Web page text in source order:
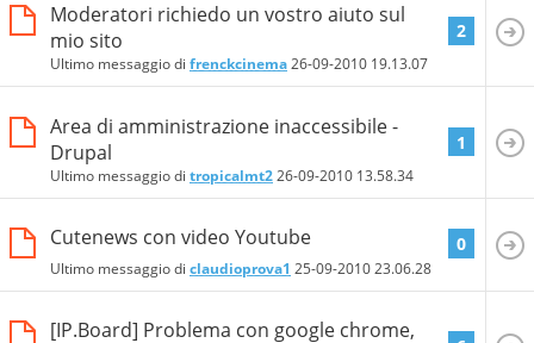
Moderatori richiedo un vostro aiuto sul
mio sito
Ultimo messaggio di frenckcinema26-09-2010 19.13.07
2
Area di amministrazione inaccessibile -
Drupal
Ultimo messaggio di tropicalmt226-09-2010 13.58.34
1
Cutenews con video Youtube
Ultimo messaggio di claudioprova1 25-09-201023.06.28
0
[IP.Board] Problema con google chrome,